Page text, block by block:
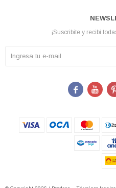
¡Suscribite y recibí
 